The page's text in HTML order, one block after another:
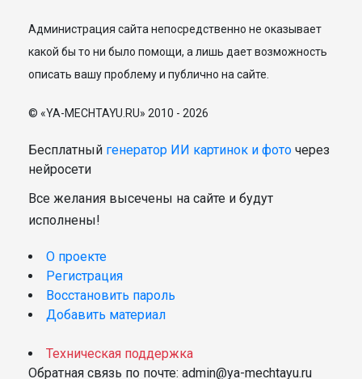
Администрация сайта непосредственно не оказывает
какой бы то ни было помощи, а лишь дает возможность
описать вашу проблему и публично на сайте.
© «YA-MECHTAYU.RU» 2010 - 2026
Бесплатный генератор ИИ картинок и фото через
нейросети
Все желания высечены на сайте и будут
исполнены!
О проекте
Регистрация
Восстановить пароль
Добавить материал
Техническая поддержка
Обратная связь по почте: admin@ya-mechtayu.ru